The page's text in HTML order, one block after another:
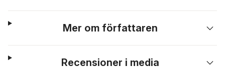
Mer om författaren
Recensioner i media